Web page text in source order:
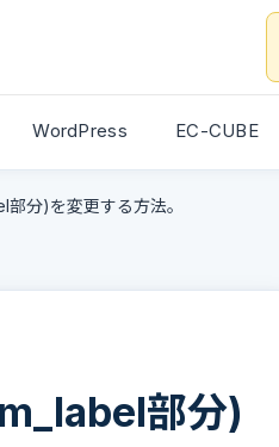
WordPress EC-CUBE
分)を変更する方法。
部分)